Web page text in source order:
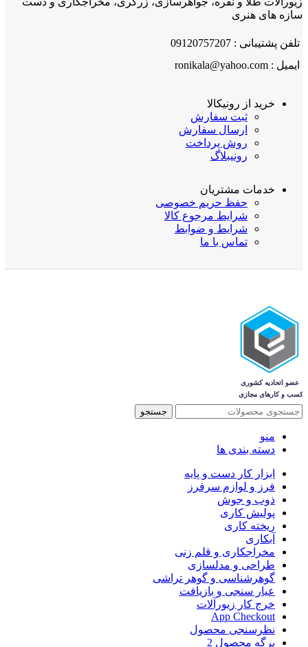
سازه های هنری
تلفن پشتیبانی : 09120757207
ایمیل : ronikala@yahoo.com
خرید از رونیکالا
ثبت سفارش
ارسال سفارش
روش پرداخت
رونیبلاگ
خدمات مشتریان
حفظ حریم خصوصی
شرایط مرجوع کالا
شرایط و ضوابط
تماس با ما
جستجو
منو
دسته بندی ها
ابزار کار دست و پایه
فرز و لوازم سرفرز
ذوب و جوش
پولیش کاری
ریخته کاری
آبکاری
مخراجکاری و قلم زنی
طراحی و مدلسازی
گوهرشناسی و گوهر تراشی
عیار سنجی و بازیافت
خرج کار زیورآلات
App Checkout
نظرسنجی محصول
برگه محصول 2